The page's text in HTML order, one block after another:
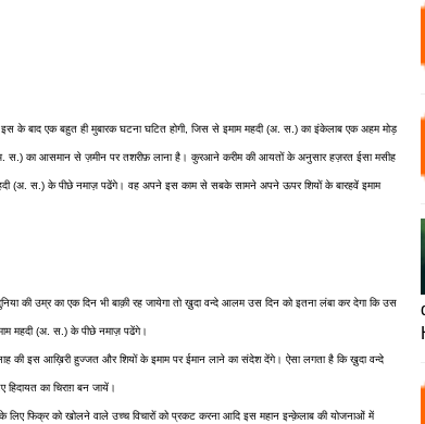
इस के बाद एक बहुत ही मुबारक घटना घटित होगी, जिस से इमाम महदी (अ. स.) का इंकेलाब एक अहम मोड़
स.) का आसमान से ज़मीन पर तशरीफ़ लाना है। कुरआने करीम की आयतों के अनुसार हज़रत ईसा मसीह
(अ. स.) के पीछे नमाज़ पढेंगे। वह अपने इस काम से सबके सामने अपने ऊपर शियों के बारहवें इमाम
उम्र का एक दिन भी बाक़ी रह जायेगा तो ख़ुदा वन्दे आलम उस दिन को इतना लंबा कर देगा कि उस
महदी (अ. स.) के पीछे नमाज़ पढेंगे।
की इस आख़िरी हुज्जत और शियों के इमाम पर ईमान लाने का संदेश देंगे। ऐसा लगता है कि ख़ुदा वन्दे
का चिराग़ बन जायें।
के लिए फिक्र को खोलने वाले उच्च विचारों को प्रकट करना आदि इस महान इन्क़ेलाब की योजनाओं में